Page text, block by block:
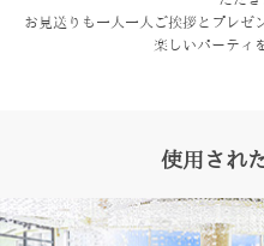
お見送りも一人一人ご挨拶とプレゼ
楽しいパーティ
使用され